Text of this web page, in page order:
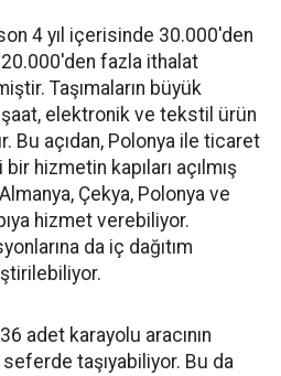
4 yıl içerisinde 30.000'den
fazla ithalat
Taşımaların büyük
elektronik ve tekstil ürün
Bu açıdan, Polonya ile ticaret
hizmetin kapıları açılmış
Çekya, Polonya ve
hizmet verebiliyor.
da iç dağıtım
adet karayolu aracının
taşıyabiliyor. Bu da